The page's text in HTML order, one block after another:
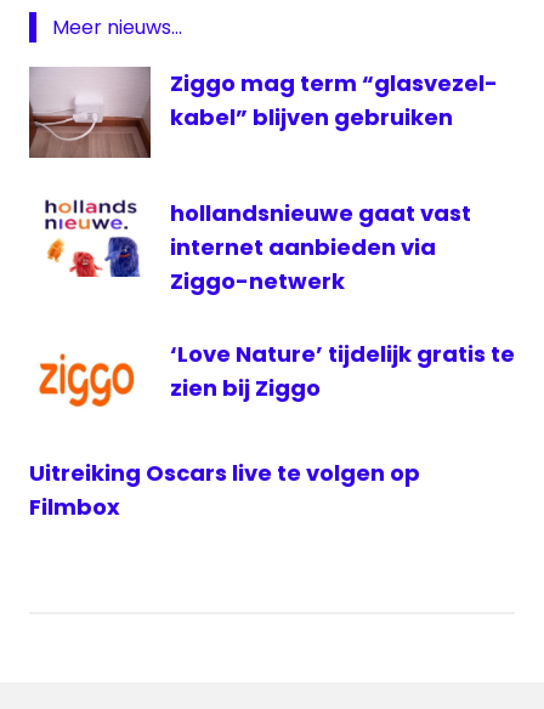
UPC
VodafoneZiggo
ziggo
Zwitserland
Meer nieuws...
Ziggo mag term “glasvezel-
kabel” blijven gebruiken
hollandsnieuwe gaat vast
internet aanbieden via
Ziggo-netwerk
‘Love Nature’ tijdelijk gratis te
zien bij Ziggo
Uitreiking Oscars live te volgen op
Filmbox